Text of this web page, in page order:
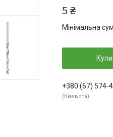
5 ₴
Мінімальна
+380 (67) 574-
Киевста